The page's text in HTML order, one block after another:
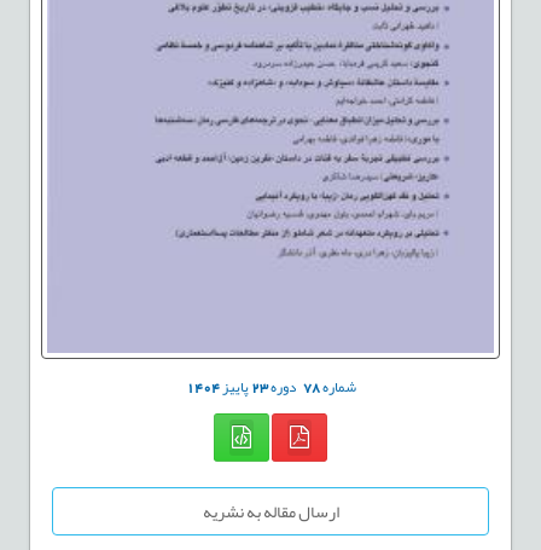
شماره78 دوره23پاییز1404
ارسال مقاله به نشریه